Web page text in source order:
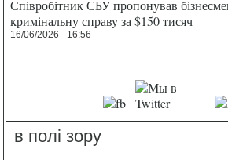
Співробітник СБУ пропонував
кримінальну справу за $150 тисяч
16/06/2026 - 16:56
в полі зору